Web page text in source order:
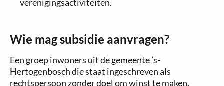
verenigingsactiviteiten.
Wie mag subsidie aanvragen?
Een groep inwoners uit de gemeente ’s-
Hertogenbosch die staat ingeschreven als
rechtspersoon zonder doel om winst te maken.